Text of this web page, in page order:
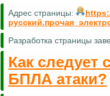
Адрес страницы:
Разработка страницы
Как следует
БПЛА атаки?